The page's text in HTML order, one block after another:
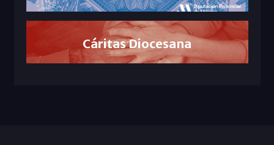
Cáritas Diocesana